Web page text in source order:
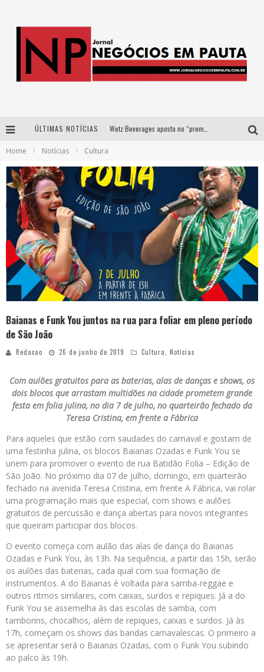
ÚLTIMAS NOTÍCIAS
Como a Cortex seduziu Google, AWS e McDonald’s com IA para o go-to-market
Democratização do malte: Proibida utiliza estratégia de custo-benefício para o lazer do brasileiro
Home Notícias Cultura
Baianas e Funk You juntos na rua para foliar em pleno período
de São João
Redacao 26 de junho de 2019 Cultura, Notícias
Com aulões gratuitos para as baterias, alas de danças e shows, os
dois blocos que arrastam multidões na cidade prometem grande
festa em folia julina, no dia 7 de julho, no quarteirão fechado da
Teresa Cristina, em frente a Fábrica
Para aqueles que estão com saudades do carnaval e gostam de
uma festinha julina, os blocos Baianas Ozadas e Funk You se
unem para promover o evento de rua Batidão Folia – Edição de
São João. No próximo dia 07 de julho, domingo, em quarteirão
fechado na avenida Teresa Cristina, em frente A Fábrica, vai rolar
uma programação mais que especial, com shows e aulões
gratuitos de percussão e dança abertas para novos integrantes
que queiram participar dos blocos.
O evento começa com aulão das alas de dança do Baianas
Ozadas e Funk You, às 13h. Na sequência, a partir das 15h, serão
os aulões das baterias, cada qual com sua formação de
instrumentos. A do Baianas é voltada para samba-reggae e
outros ritmos similares, com caixas, surdos e repiques. Já a do
Funk You se assemelha às das escolas de samba, com
tamborins, chocalhos, além de repiques, caixas e surdos. Já às
17h, começam os shows das bandas carnavalescas. O primeiro a
se apresentar será o Baianas Ozadas, com o Funk You subindo
ao palco às 19h.